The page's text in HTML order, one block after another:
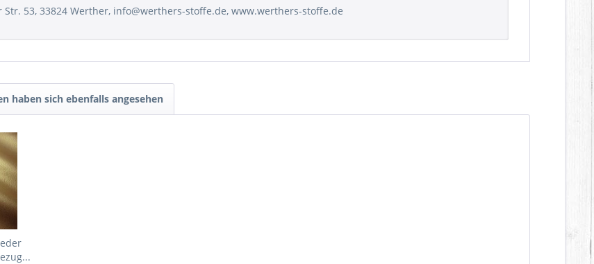
Str. 53, 33824 Werther, info@werthers-stoffe.de, www.werthers-stoffe.de
haben sich ebenfalls angesehen